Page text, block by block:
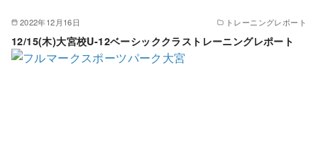
2022年12月16日 トレーニングレポート
12/15(木)大宮校U-12ベーシッククラストレーニングレポート